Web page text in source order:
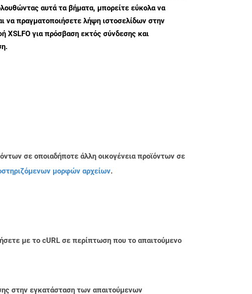
αυτά τα βήματα, μπορείτε εύκολα να
να πραγματοποιήσετε λήψη ιστοσελίδων στην
XSLFO για πρόσβαση εκτός σύνδεσης και
σε οποιαδήποτε άλλη οικογένεια προϊόντων σε
μορφών αρχείων.
με το cURL σε περίπτωση που το απαιτούμενο
στην εγκατάσταση των απαιτούμενων